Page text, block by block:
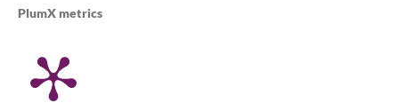
PlumX metrics